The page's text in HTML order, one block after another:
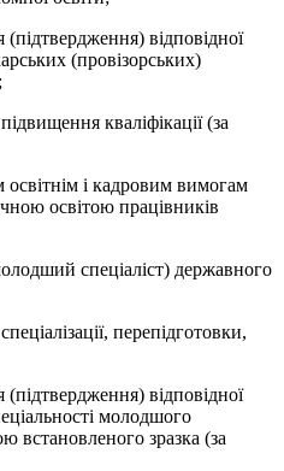
відповідної
(провізорських)
кваліфікації (за
освітнім і кадровим вимогам
освітою працівників
спеціаліст) державного
перепідготовки,
відповідної
молодшого
встановленого зразка (за